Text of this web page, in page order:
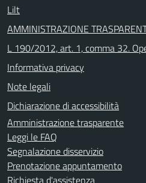
Lilt
AMMINISTRAZIONE
L 190/2012, art. 1, comma 32.
Informativa privacy
Note legali
Dichiarazione di accessibilità
Amministrazione trasparente
Leggi le FAQ
Segnalazione disservizio
Prenotazione appuntamento
Richiesta d'assistenza